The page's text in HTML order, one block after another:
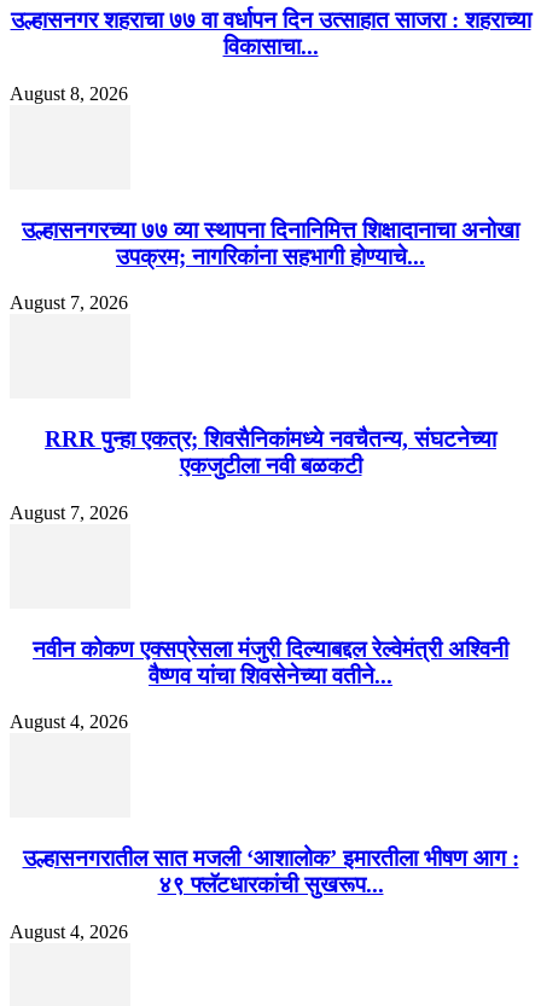
उल्हासनगर शहराचा ७७ वा वर्धापन दिन उत्साहात साजरा : शहराच्या
विकासाचा...
August 8, 2026
उल्हासनगरच्या ७७ व्या स्थापना दिनानिमित्त शिक्षादानाचा अनोखा
उपक्रम; नागरिकांना सहभागी होण्याचे...
August 7, 2026
RRR पुन्हा एकत्र; शिवसैनिकांमध्ये नवचैतन्य, संघटनेच्या
एकजुटीला नवी बळकटी
August 7, 2026
नवीन कोकण एक्सप्रेसला मंजुरी दिल्याबद्दल रेल्वेमंत्री अश्विनी
वैष्णव यांचा शिवसेनेच्या वतीने...
August 4, 2026
उल्हासनगरातील सात मजली ‘आशालोक’ इमारतीला भीषण आग :
४९ फ्लॅटधारकांची सुखरूप...
August 4, 2026